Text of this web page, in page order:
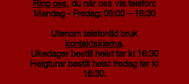
Ring oss, du når oss via telefon:
Mandag - Fredag: 06:00 – 16:30
Utenom telefontid bruk
kontaktskjema.
Ukedager bestill helst før kl 16:30
Helgturer bestill helst fredag før kl
16:30.